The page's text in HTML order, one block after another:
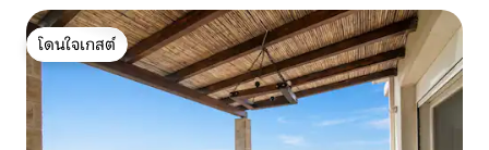
โดนใจเกสต์
โดนใจเกสต์